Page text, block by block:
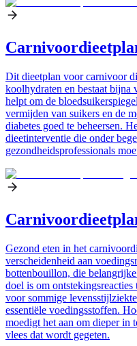
Dit dieetplan voor carnivoor
koolhydraten en bestaat
helpt om de
vermijden van suikers en de
diabetes goed te beheersen.
dieetinterventie die onder
gezondheidsprofessionals
Gezond eten in het
verscheidenheid aan
bottenbouillon, die
doel is om
voor sommige
essentiële voedingsstoffen.
moedigt het aan om dieper in
vlees dat wordt gegeten.